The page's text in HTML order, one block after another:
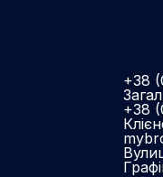
+38
+38